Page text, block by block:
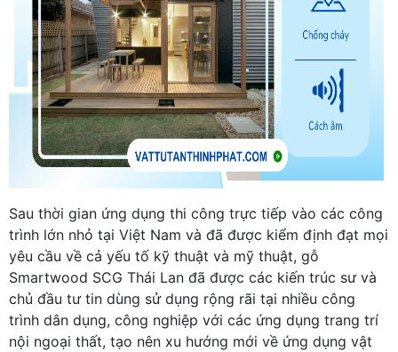
Sau thời gian ứng dụng thi công trực tiếp vào các công
trình lớn nhỏ tại Việt Nam và đã được kiểm định đạt mọi
yêu cầu về cả yếu tố kỹ thuật và mỹ thuật, gỗ
Smartwood SCG Thái Lan đã được các kiến trúc sư và
chủ đầu tư tin dùng sử dụng rộng rãi tại nhiều công
trình dân dụng, công nghiệp với các ứng dụng trang trí
nội ngoại thất, tạo nên xu hướng mới về ứng dụng vật